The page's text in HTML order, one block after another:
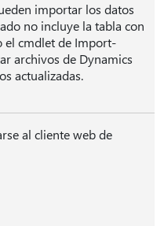
importar los datos
no incluye la tabla con
el cmdlet de Import-
archivos de Dynamics
actualizadas.
al cliente web de